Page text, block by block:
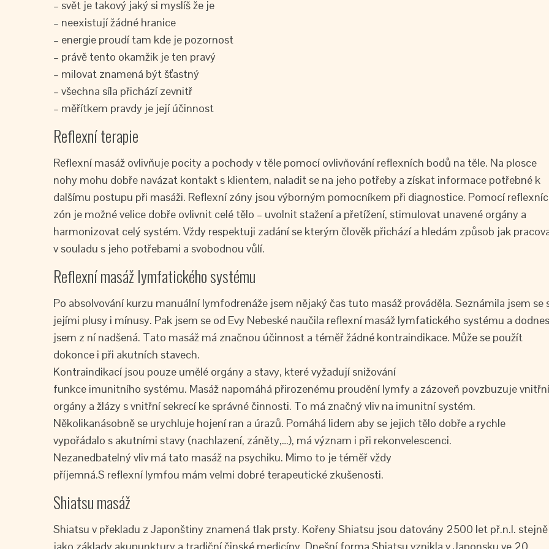
– svět je takový jaký si myslíš že je
– neexistují žádné hranice
– energie proudí tam kde je pozornost
– právě tento okamžik je ten pravý
– milovat znamená být šťastný
– všechna síla přichází zevnitř
– měřítkem pravdy je její účinnost
Reflexní terapie
Reflexní masáž ovlivňuje pocity a pochody v těle pomocí ovlivňování reflexních bodů na těle. Na plosce
nohy mohu dobře navázat kontakt s klientem, naladit se na jeho potřeby a získat informace potřebné k
dalšímu postupu při masáži. Reflexní zóny jsou výborným pomocníkem při diagnostice. Pomocí
zón je možné velice dobře ovlivnit celé tělo – uvolnit stažení a přetížení, stimulovat unavené orgány a
harmonizovat celý systém. Vždy respektuji zadání se kterým člověk přichází a hledám způsob jak
v souladu s jeho potřebami a svobodnou vůlí.
Reflexní masáž lymfatického systému
Po absolvování kurzu manuální lymfodrenáže jsem nějaký čas tuto masáž prováděla. Seznámila jsem se
jejími plusy i mínusy. Pak jsem se od Evy Nebeské naučila reflexní masáž lymfatického systému a dodnes
jsem z ní nadšená. Tato masáž má značnou účinnost a téměř žádné kontraindikace. Může se použít
dokonce i při akutních stavech.
Kontraindikací jsou pouze umělé orgány a stavy, které vyžadují snižování
funkce imunitního systému. Masáž napomáhá přirozenému proudění lymfy a zázoveň povzbuzuje vnitřní
orgány a žlázy s vnitřní sekrecí ke správné činnosti. To má značný vliv na imunitní systém.
Několikanásobně se urychluje hojení ran a úrazů. Pomáhá lidem aby se jejich tělo dobře a rychle
vypořádalo s akutními stavy (nachlazení, záněty,…), má význam i při rekonvelescenci.
Nezanedbatelný vliv má tato masáž na psychiku. Mimo to je téměř vždy
příjemná.S reflexní lymfou mám velmi dobré terapeutické zkušenosti.
Shiatsu masáž
Shiatsu v překladu z Japonštiny znamená tlak prsty. Kořeny Shiatsu jsou datovány 2500 let př.n.l. stejně